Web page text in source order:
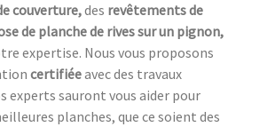
couverture,des revêtements de
de planche de rives sur un pignon,
expertise. Nous vous proposons
certifiéeavec des travaux
experts sauront vous aider pour
planches, que ce soient des